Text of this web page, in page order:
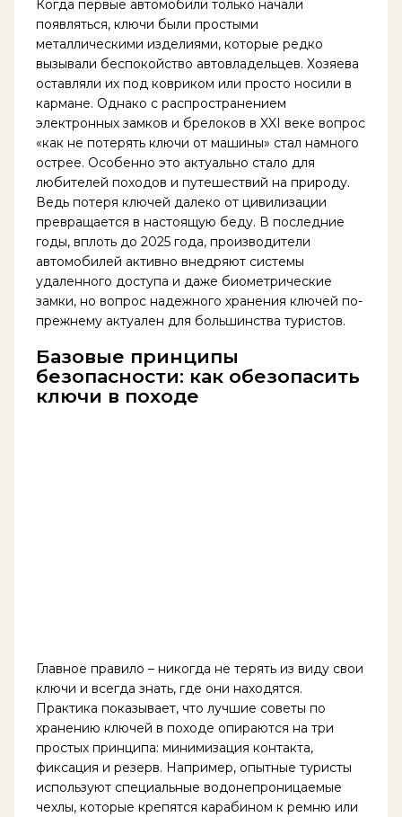
Когда первые автомобили только начали
появляться, ключи были простыми
металлическими изделиями, которые редко
вызывали беспокойство автовладельцев. Хозяева
оставляли их под ковриком или просто носили в
кармане. Однако с распространением
электронных замков и брелоков в XXI веке вопрос
«как не потерять ключи от машины» стал намного
острее. Особенно это актуально стало для
любителей походов и путешествий на природу.
Ведь потеря ключей далеко от цивилизации
превращается в настоящую беду. В последние
годы, вплоть до 2025 года, производители
автомобилей активно внедряют системы
удаленного доступа и даже биометрические
замки, но вопрос надежного хранения ключей по-
прежнему актуален для большинства туристов.
Базовые принципы
безопасности: как обезопасить
ключи в походе
Главное правило – никогда не терять из виду свои
ключи и всегда знать, где они находятся.
Практика показывает, что лучшие советы по
хранению ключей в походе опираются на три
простых принципа: минимизация контакта,
фиксация и резерв. Например, опытные туристы
используют специальные водонепроницаемые
чехлы, которые крепятся карабином к ремню или